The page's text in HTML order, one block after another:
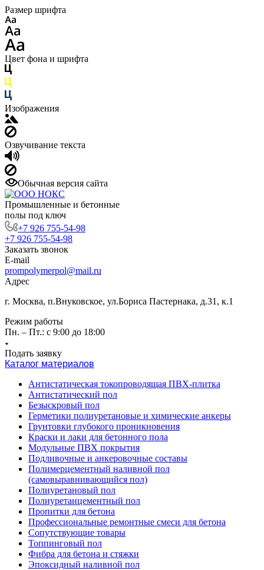
Размер шрифта
Цвет фона и шрифта
Изображения
Озвучивание текста
Обычная версия сайта
Промышленные и бетонные
полы под ключ
+7 926 755-54-98
+7 926 755-54-98
Заказать звонок
E-mail
prompolymerpol@mail.ru
Адрес
г. Москва, п.Внуковское, ул.Бориса Пастернака, д.31, к.1
Режим работы
Пн. – Пт.: с 9:00 до 18:00
Подать заявку
Каталог материалов
Антистатическая токопроводящая ПВХ-плитка
Антистатический пол
Безыскровый пол
Герметики полиуретановые и химические анкеры
Грунтовки глубокого проникновения
Краски и лаки для бетонного пола
Модульные ПВХ покрытия
Подливочные и анкеровочные составы
Полимерцементный наливной пол
(самовыравнивающийся пол)
Полиуретановый пол
Полиуретанцементный пол
Пропитки для бетона
Профессиональные ремонтные смеси для бетона
Сопутствующие товары
Топпинговый пол
Фибра для бетона и стяжки
Эпоксидный наливной пол